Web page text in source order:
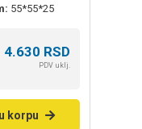
55*55*25
4.630 RSD
PDV uklj.
korpu